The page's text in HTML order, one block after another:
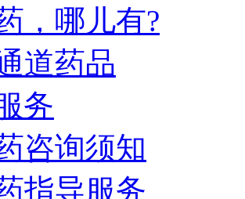
，哪儿有?
道药品
务
咨询须知
指导服务